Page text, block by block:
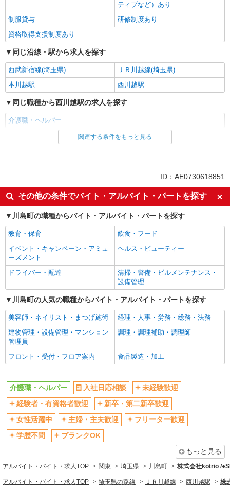
ティブなど）あり
制服貸与
研修制度あり
資格取得支援制度あり
同じ沿線・駅から求人を探す
西武新宿線(埼玉県)
ＪＲ川越線(埼玉県)
本川越駅
西川越駅
同じ職種から西川越駅の求人を探す
介護職・ヘルパー
同じ雇用形態から西川越駅の求人を探す
入社日応相談
未経験歓迎
経験者・有資格者歓迎
新卒・第二新卒歓迎
女性活躍中
主婦・主夫歓迎
フリーター歓迎
学歴不問
ブランクOK
ミドル（40代～）活躍中
エルダー（50代～）活躍中
シニア（60代～）活躍中
ボーナス・賞与あり
昇給あり
完全週休2日制
フルタイム歓迎
禁煙・分煙
駅直結・駅チカ
車通勤OK
バイク通勤OK
残業少なめ（月20h未満）
交通費支給
退職金・財形貯蓄制度あり
各種手当（家族・役職・インセン
ティブなど）あり
制服貸与
研修制度あり
資格取得支援制度あり
同じ職種から求人を探す
関連する条件をもっと見る
ID：AE0730618851
その他の条件でバイト・アルバイト・パートを探す
川島町の職種からバイト・アルバイト・パートを探す
教育・保育
飲食・フード
イベント・キャンペーン・アミュ
ーズメント
ヘルス・ビューティー
ドライバー・配達
清掃・警備・ビルメンテナンス・
設備管理
川島町の人気の職種からバイト・アルバイト・パートを探す
美容師・ネイリスト・まつげ施術
経理・人事・労務・総務・法務
建物管理・設備管理・マンション
管理員
調理・調理補助・調理師
フロント・受付・フロア案内 食品製造・加工
介護職・ヘルパー 入社日応相談
未経験歓迎
経験者・有資格者歓迎
新卒・第二新卒歓迎
女性活躍中
主婦・主夫歓迎
フリーター歓迎
学歴不問
ブランクOK
もっと見る
アルバイト・バイト・求人TOP 関東 埼玉県 川島町 株式会社kotrio /
アルバイト・バイト・求人TOP 埼玉県の路線 ＪＲ川越線 西川越駅 株